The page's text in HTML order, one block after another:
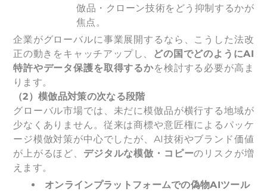
倣品・クローン技術をどう抑制するかが
焦点。
企業がグローバルに事業展開するなら、こうした法改
正の動きをキャッチアップし、 どの国でどのようにAI
特許やデータ保護を取得するかを検討する必要が高ま
ります。
（2）模倣品対策の次なる段階
グローバル市場では、未だに模倣品が横行する地域が
少なくありません。従来は商標や意匠権によるパッケ
ージ模倣対策が中心でしたが、AI技術やブランド価値
が上がるほど、 デジタルな模倣・コピーのリスクが増
えます。
オンラインプラットフォームでの偽物AIツール